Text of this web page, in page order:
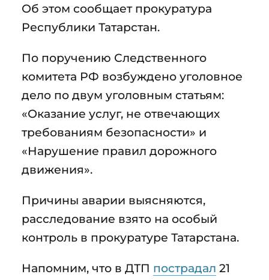
Об этом сообщает прокуратура
Республики Татарстан.
По поручению Следственного
комитета РФ возбуждено уголовное
дело по двум уголовным статьям:
«Оказание услуг, не отвечающих
требованиям безопасности» и
«Нарушение правил дорожного
движения».
Причины аварии выясняются,
расследование взято на особый
контроль в прокуратуре Татарстана.
Напомним, что в ДТП пострадал 21